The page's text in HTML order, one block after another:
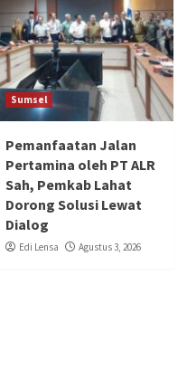
Sumsel
Pemanfaatan Jalan
Pertamina oleh PT ALR
Sah, Pemkab Lahat
Dorong Solusi Lewat
Dialog
Edi Lensa Agustus 3, 2026